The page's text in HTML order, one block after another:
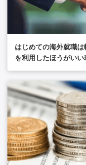
はじめての海外就職は
を利用したほうがいい